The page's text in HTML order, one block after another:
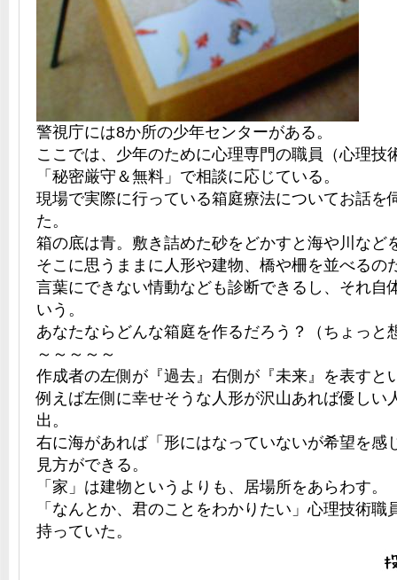
警視庁には8か所の少年センターがある。
ここでは、少年のために心理専門の職員（心理技
「秘密厳守＆無料」で相談に応じている。
現場で実際に行っている箱庭療法についてお話を
た。
箱の底は青。敷き詰めた砂をどかすと海や川など
そこに思うままに人形や建物、橋や柵を並べるの
言葉にできない情動なども診断できるし、それ自
いう。
あなたならどんな箱庭を作るだろう？（ちょっと
～～～～～
作成者の左側が『過去』右側が『未来』を表すと
例えば左側に幸せそうな人形が沢山あれば優しい
出。
右に海があれば「形にはなっていないが希望を感
見方ができる。
「家」は建物というよりも、居場所をあらわす。
「なんとか、君のことをわかりたい」心理技術職
持っていた。